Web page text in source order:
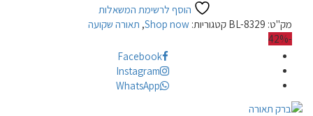
הוסף לרשימת המשאלות
מק"ט: BL-8329 קטגוריות: Shop now
, תאורה שקועה
-42%
Facebook
Instagram
WhatsApp